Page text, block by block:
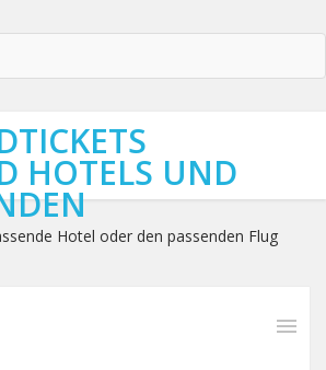
HOTELS UND
Hotel oder den passenden Flug